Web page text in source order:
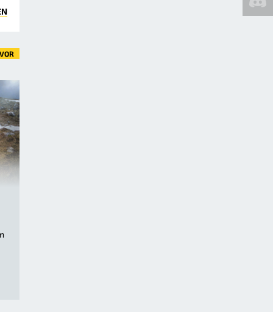
VOR